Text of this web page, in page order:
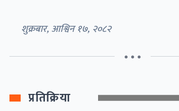
शुक्रबार, आश्विन १७, २०८२
• • •
प्रतिक्रिया